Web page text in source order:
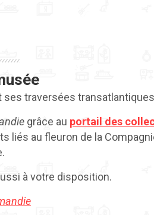
ses traversées
grâce au portail des
liés au fleuron de la
à votre disposition.